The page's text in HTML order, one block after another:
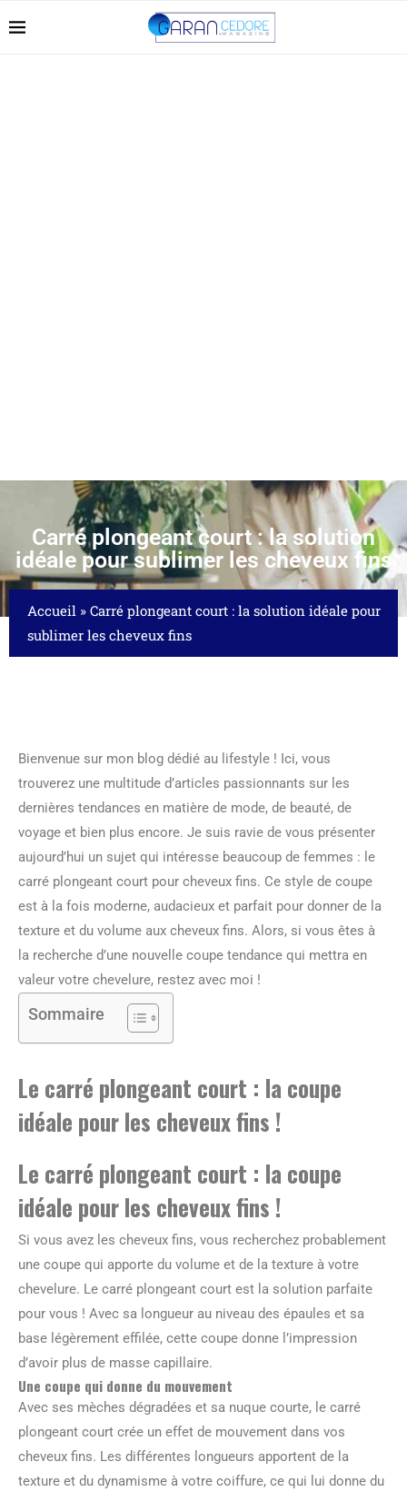
Carré plongeant court : la solution
idéale pour sublimer les cheveux fins
Accueil » Carré plongeant court : la solution idéale pour
sublimer les cheveux fins
Bienvenue sur mon blog dédié au lifestyle ! Ici, vous
trouverez une multitude d’articles passionnants sur les
dernières tendances en matière de mode, de beauté, de
voyage et bien plus encore. Je suis ravie de vous présenter
aujourd’hui un sujet qui intéresse beaucoup de femmes : le
carré plongeant court pour cheveux fins. Ce style de coupe
est à la fois moderne, audacieux et parfait pour donner de la
texture et du volume aux cheveux fins. Alors, si vous êtes à
la recherche d’une nouvelle coupe tendance qui mettra en
valeur votre chevelure, restez avec moi !
Sommaire
Le carré plongeant court : la coupe
idéale pour les cheveux fins !
Le carré plongeant court : la coupe
idéale pour les cheveux fins !
Si vous avez les cheveux fins, vous recherchez probablement
une coupe qui apporte du volume et de la texture à votre
chevelure. Le carré plongeant court est la solution parfaite
pour vous ! Avec sa longueur au niveau des épaules et sa
base légèrement effilée, cette coupe donne l’impression
d’avoir plus de masse capillaire.
Une coupe qui donne du mouvement
Avec ses mèches dégradées et sa nuque courte, le carré
plongeant court crée un effet de mouvement dans vos
cheveux fins. Les différentes longueurs apportent de la
texture et du dynamisme à votre coiffure, ce qui lui donne du